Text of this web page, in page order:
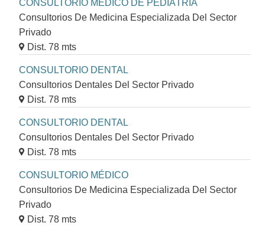
CONSULTORIO MÉDICO DE PEDIÁTRIA
Consultorios De Medicina Especializada Del Sector
Privado
Dist. 78 mts
CONSULTORIO DENTAL
Consultorios Dentales Del Sector Privado
Dist. 78 mts
CONSULTORIO DENTAL
Consultorios Dentales Del Sector Privado
Dist. 78 mts
CONSULTORIO MÉDICO
Consultorios De Medicina Especializada Del Sector
Privado
Dist. 78 mts